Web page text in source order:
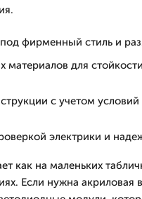
под фирменный стиль и
материалов для
с учетом
электрики и
как на маленьких
Если нужна акриловая